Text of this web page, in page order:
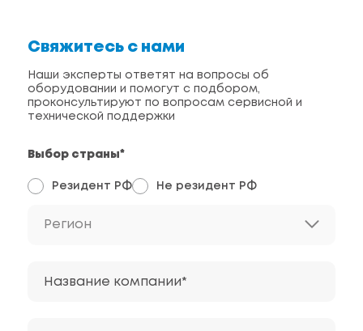
Свяжитесь с нами
Наши эксперты ответят на вопросы об
оборудовании и помогут с подбором,
проконсультируют по вопросам сервисной и
технической поддержки
Выбор страны*
Резидент РФ Не резидент РФ
Регион
Название компании*